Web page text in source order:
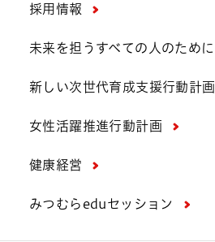
採用情報
未来を担うすべての人のために
新しい次世代育成支援行動計画
女性活躍推進行動計画
健康経営
みつむらeduセッション